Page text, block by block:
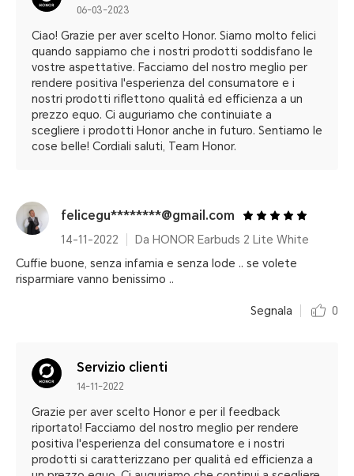
06-03-2023
Ciao! Grazie per aver scelto Honor. Siamo molto felici
quando sappiamo che i nostri prodotti soddisfano le
vostre aspettative. Facciamo del nostro meglio per
rendere positiva l'esperienza del consumatore e i
nostri prodotti riflettono qualità ed efficienza a un
prezzo equo. Ci auguriamo che continuiate a
scegliere i prodotti Honor anche in futuro. Sentiamo le
cose belle! Cordiali saluti, Team Honor.
felicegu********@gmail.com
14-11-2022
Da HONOR Earbuds 2 Lite White
Cuffie buone, senza infamia e senza lode .. se volete
risparmiare vanno benissimo ..
Segnala 0
Servizio clienti
14-11-2022
Grazie per aver scelto Honor e per il feedback
riportato! Facciamo del nostro meglio per rendere
positiva l'esperienza del consumatore e i nostri
prodotti si caratterizzano per qualità ed efficienza a